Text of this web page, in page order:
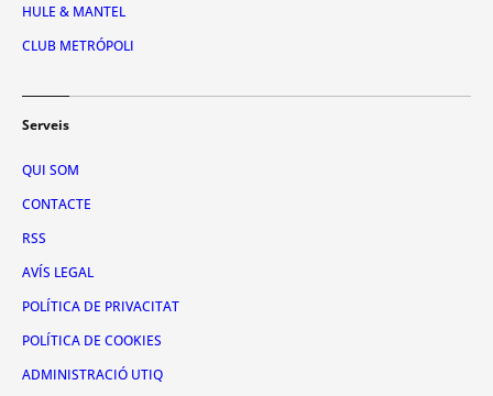
HULE & MANTEL
CLUB METRÓPOLI
Serveis
QUI SOM
CONTACTE
RSS
AVÍS LEGAL
POLÍTICA DE PRIVACITAT
POLÍTICA DE COOKIES
ADMINISTRACIÓ UTIQ